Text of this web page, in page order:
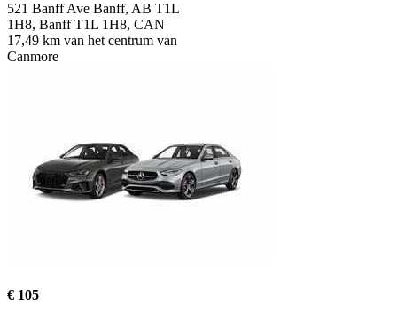
521 Banff Ave Banff, AB T1L
1H8, Banff T1L 1H8, CAN
17,49 km van het centrum van
Canmore
€ 105